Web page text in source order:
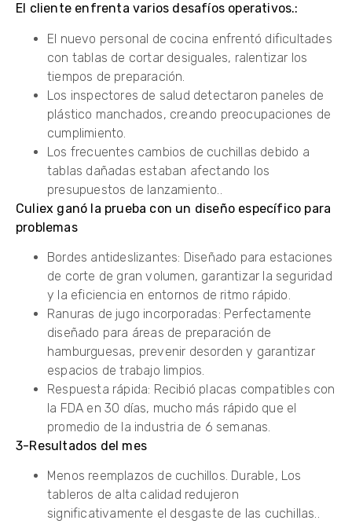
El cliente enfrenta varios desafíos operativos.:
El nuevo personal de cocina enfrentó dificultades
con tablas de cortar desiguales, ralentizar los
tiempos de preparación.
Los inspectores de salud detectaron paneles de
plástico manchados, creando preocupaciones de
cumplimiento.
Los frecuentes cambios de cuchillas debido a
tablas dañadas estaban afectando los
presupuestos de lanzamiento..
Culiex ganó la prueba con un diseño específico para
problemas
Bordes antideslizantes: Diseñado para estaciones
de corte de gran volumen, garantizar la seguridad
y la eficiencia en entornos de ritmo rápido.
Ranuras de jugo incorporadas: Perfectamente
diseñado para áreas de preparación de
hamburguesas, prevenir desorden y garantizar
espacios de trabajo limpios.
Respuesta rápida: Recibió placas compatibles con
la FDA en 30 días, mucho más rápido que el
promedio de la industria de 6 semanas.
3-Resultados del mes
Menos reemplazos de cuchillos. Durable, Los
tableros de alta calidad redujeron
significativamente el desgaste de las cuchillas..